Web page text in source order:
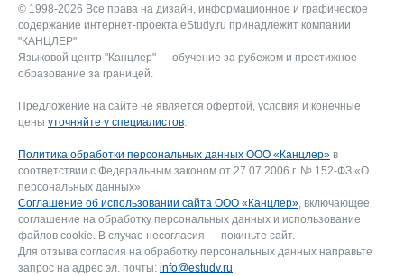
© 1998-2026 Все права на дизайн, информационное и графическое
содержание интернет-проекта eStudy.ru принадлежит компании
"КАНЦЛЕР".
Языковой центр "Канцлер" — обучение за рубежом и престижное
образование за границей.
Предложение на сайте не является офертой, условия и конечные
цены уточняйте у специалистов.
Политика обработки персональных данных ООО «Канцлер» в
соответствии с Федеральным законом от 27.07.2006 г. № 152-ФЗ «О
персональных данных».
Соглашение об использовании сайта ООО «Канцлер», включающее
соглашение на обработку персональных данных и использование
файлов cookie. В случае несогласия — покиньте сайт.
Для отзыва согласия на обработку персональных данных направьте
запрос на адрес эл. почты: info@estudy.ru.